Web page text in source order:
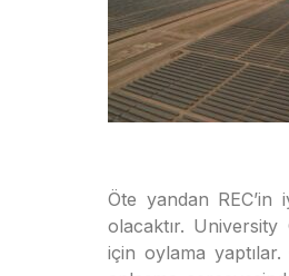
Öte yandan REC’in
olacaktır.
için oylama